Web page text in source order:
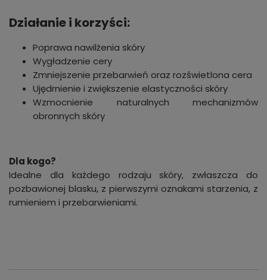
Działanie i korzyści:
Poprawa nawilżenia skóry
Wygładzenie cery
Zmniejszenie przebarwień oraz rozświetlona cera
Ujędrnienie i zwiększenie elastyczności skóry
Wzmocnienie naturalnych mechanizmów
obronnych skóry
Dla kogo?
Idealne dla każdego rodzaju skóry, zwłaszcza do
pozbawionej blasku, z pierwszymi oznakami starzenia, z
rumieniem i przebarwieniami.